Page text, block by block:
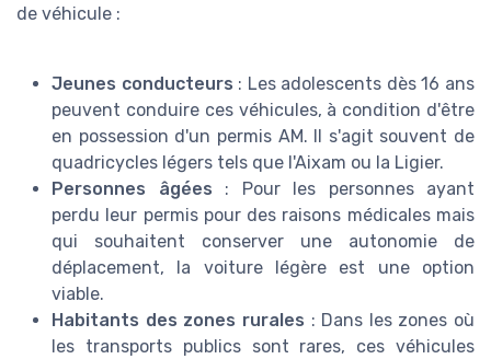
de véhicule :
Jeunes conducteurs : Les adolescents dès 16 ans
peuvent conduire ces véhicules, à condition d'être
en possession d'un permis AM. Il s'agit souvent de
quadricycles légers tels que l'Aixam ou la Ligier.
Personnes âgées : Pour les personnes ayant
perdu leur permis pour des raisons médicales mais
qui souhaitent conserver une autonomie de
déplacement, la voiture légère est une option
viable.
Habitants des zones rurales : Dans les zones où
les transports publics sont rares, ces véhicules